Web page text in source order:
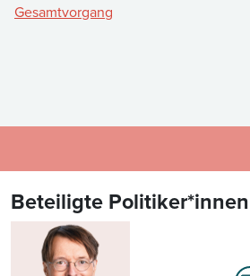
Gesamtvorgang
Beteiligte Politiker*innen